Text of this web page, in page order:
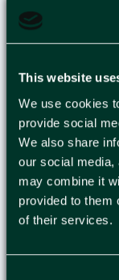
This website
We use cookies
provide social
We also share
our social media,
may combine it
provided to them
of their services.